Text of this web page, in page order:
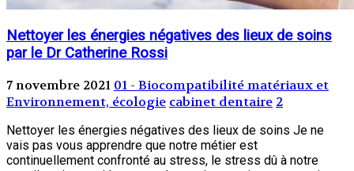
Nettoyer les énergies négatives des lieux de soins
par le Dr Catherine Rossi
7 novembre 2021 01 - Biocompatibilité matériaux et
Environnement, écologie cabinet dentaire 2
Nettoyer les énergies négatives des lieux de soins Je ne
vais pas vous apprendre que notre métier est
continuellement confronté au stress, le stress dû à notre